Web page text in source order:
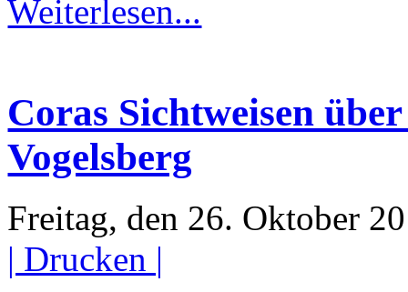
Weiterlesen...
Coras Sichtweisen
Vogelsberg
Freitag, den 26. Oktober
| Drucken |